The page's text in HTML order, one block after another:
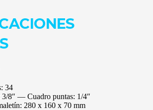
34
3/8″ — Cuadro puntas: 1/4″
280 x 160 x 70 mm